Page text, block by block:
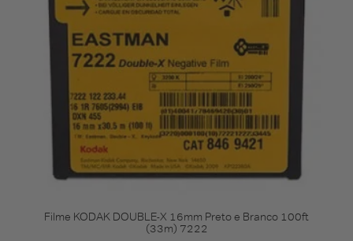
Filme KODAK DOUBLE-X 16mm Preto e Branco 100ft
(33m) 7222